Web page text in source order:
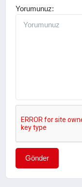
Yorumunuz:
Gönder